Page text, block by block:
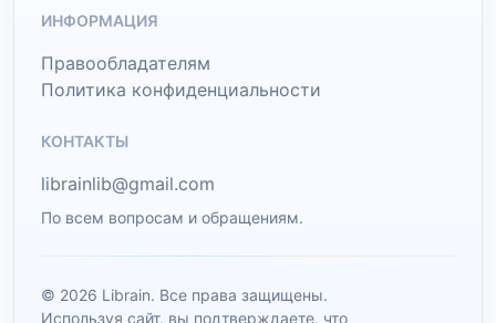
ИНФОРМАЦИЯ
Правообладателям
Политика конфиденциальности
КОНТАКТЫ
librainlib@gmail.com
По всем вопросам и обращениям.
© 2026 Librain. Все права защищены.
Используя сайт, вы подтверждаете, что